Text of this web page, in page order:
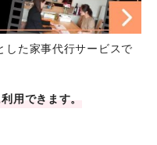
した家事代行サービスで
用できます。